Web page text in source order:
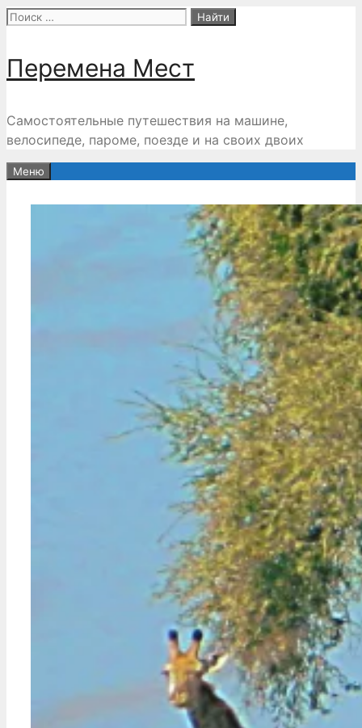
Перейти
Поиск:
Перемена Мест
Самостоятельные путешествия на машине,
велосипеде, пароме, поезде и на своих двоих
Меню